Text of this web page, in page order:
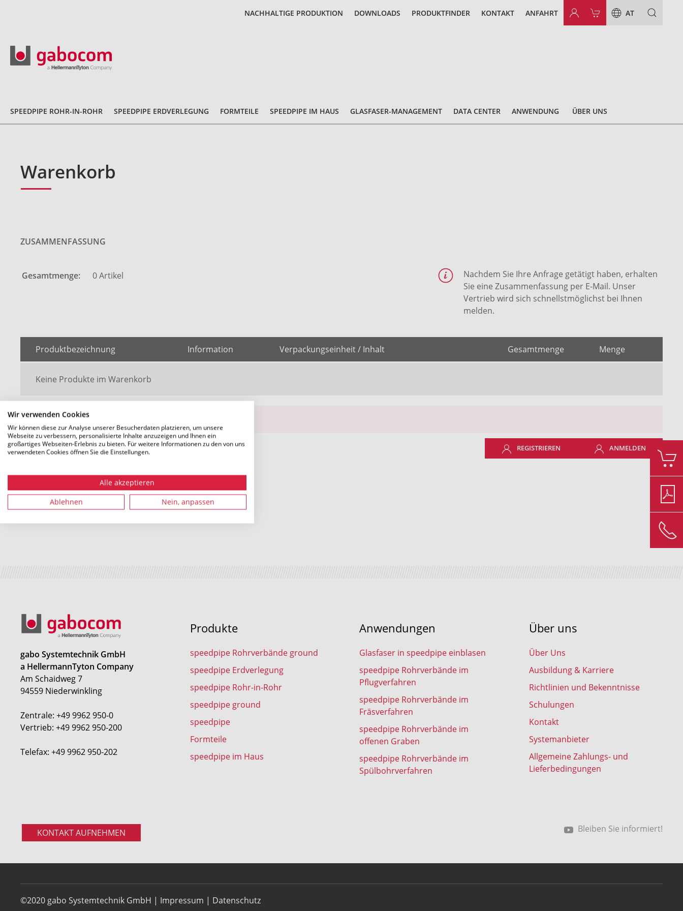
Wir verwenden Cookies
Wir können diese zur Analyse unserer Besucherdaten platzieren, um unsere
Webseite zu verbessern, personalisierte Inhalte anzuzeigen und Ihnen ein
großartiges Webseiten-Erlebnis zu bieten. Für weitere Informationen zu den von uns
verwendeten Cookies öffnen Sie die Einstellungen.
Alle akzeptieren
Ablehnen Nein, anpassen
NACHHALTIGE PRODUKTION DOWNLOADS PRODUKTFINDER KONTAKT ANFAHRT AT
SPEEDPIPE ROHR-IN-ROHR SPEEDPIPE ERDVERLEGUNG FORMTEILE SPEEDPIPE IM HAUS GLASFASER-MANAGEMENT DATA CENTER ANWENDUNG ÜBER UNS
Warenkorb
ZUSAMMENFASSUNG
Gesamtmenge: 0Artikel
Nachdem Sie Ihre Anfrage getätigt haben, erhalten
Sie eine Zusammenfassung per E-Mail. Unser
Vertrieb wird sich schnellstmöglichst bei Ihnen
melden.
Produktbezeichnung Information Verpackungseinheit / Inhalt Gesamtmenge Menge
Keine Produkte im Warenkorb
Bitte melden Sie sich an um eine Anfrage zu tätigen.
WEITERE PRODUKTE HINZUFÜGEN REGISTRIEREN ANMELDEN
gabo Systemtechnik GmbH
a HellermannTyton Company
Am Schaidweg 7
94559 Niederwinkling
Zentrale: +49 9962 950-0
Vertrieb: +49 9962 950-200
Telefax: +49 9962 950-202
Produkte
speedpipe Rohrverbände ground
speedpipe Erdverlegung
speedpipe Rohr-in-Rohr
speedpipe ground
speedpipe
Formteile
speedpipe im Haus
Anwendungen
Glasfaser in speedpipe einblasen
speedpipe Rohrverbände im
Pflugverfahren
speedpipe Rohrverbände im
Fräsverfahren
speedpipe Rohrverbände im
offenen Graben
speedpipe Rohrverbände im
Spülbohrverfahren
Über uns
Über Uns
Ausbildung & Karriere
Richtlinien und Bekenntnisse
Schulungen
Kontakt
Systemanbieter
Allgemeine Zahlungs- und
Lieferbedingungen
KONTAKT AUFNEHMEN Bleiben Sie informiert!
©2020 gabo Systemtechnik GmbH | Impressum | Datenschutz